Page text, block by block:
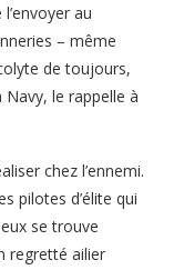
au
– même
de toujours,
le rappelle à
chez l’ennemi.
pilotes d’élite qui
se trouve
regretté ailier